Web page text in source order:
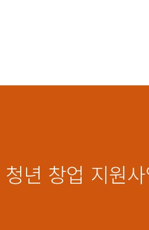
년 창업 지원